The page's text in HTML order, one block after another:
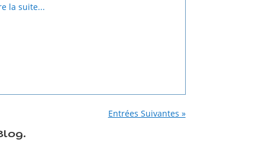
la suite...
Entrées Suivantes »